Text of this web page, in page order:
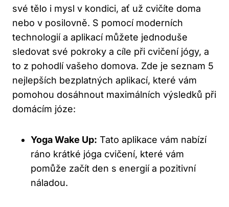
své tělo i mysl v kondici, ať už cvičíte doma
nebo v posilovně. S pomocí moderních
technologií a aplikací můžete jednoduše
sledovat své pokroky a cíle při cvičení jógy, a
to z pohodlí vašeho domova. Zde je seznam 5
nejlepších bezplatných aplikací, které vám
pomohou dosáhnout maximálních výsledků při
domácím józe:
Yoga Wake Up: Tato aplikace vám nabízí
ráno krátké jóga cvičení, které vám
pomůže začít den s energií a pozitivní
náladou.